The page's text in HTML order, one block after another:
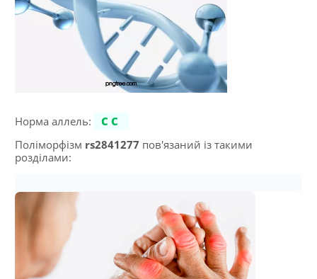
Норма аллель:
CC
Поліморфізм rs2841277 пов'язаний із такими
розділами: